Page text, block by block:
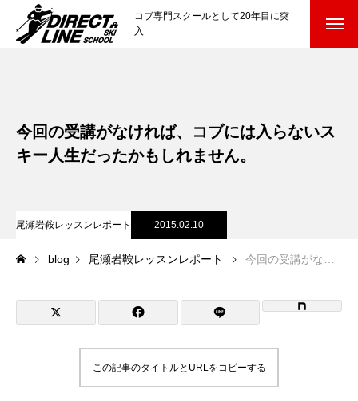
コブ専門スクールとして20年目に突
入
参加までの流れ
参加費のお支払い
各会場の集合場所
スキー場から選ぶ Ski Area
鷲ヶ岳＆高鷲スノーパーク
今回の受講がなければ、コブには入らないス
キー人生だったかもしれません。
尾瀬岩鞍レッスンレポート 2015.02.10
blog 尾瀬岩鞍レッスンレポート 今回の受講がなければ、コブには入らないスキー人生だったかもしれません。
この記事のタイトルとURLをコピーする